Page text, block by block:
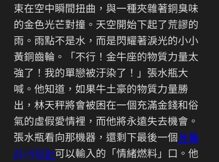
束在空中瞬間扭曲，與一種夾雜著銅臭味
的金色光芒對撞。天空開始下起了荒謬的
雨。雨點不是水，而是閃耀著淚光的小小
黃銅齒輪。「不行！金牛座的物質力量太
強了！我的單戀被汙染了！」張水瓶大
喊。他知道，如果牛土豪的物質力量勝
出，林天秤將會被困在一個充滿金錢和俗
氣的虛假愛情裡，而他將永遠失去機會。
張水瓶看向那機器，還剩下最後一個牙醫
診所設計可以輸入的「情緒燃料」口。他